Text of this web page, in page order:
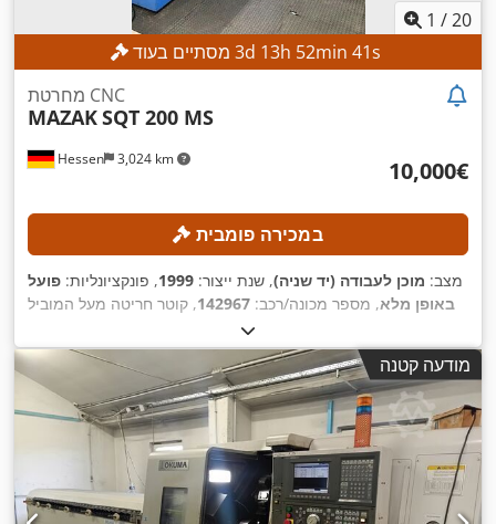
1 /20
3d 13h 52min 39s
Hessen 3,024 km
מחרטת CNC
MAZAKSQT 200 MS
‏10,000 ‏€
במכירה פומבית
מצב: מוכן לעבודה (יד שניה), שנת ייצור: 1999, פונקציונליות: פועל
באופן מלא, מספר מכונה/רכב: 142967, קוטר חריטה מעל המוביל
, מהירות ציר (מקסימלית):
התקדמות מהירה בציר X:
30 מ'/דקה, קצב ההזנה ציר X: 5 מ'/דקה,
Mazatrol PC Fusion CNC 640T, מודעה קטנה